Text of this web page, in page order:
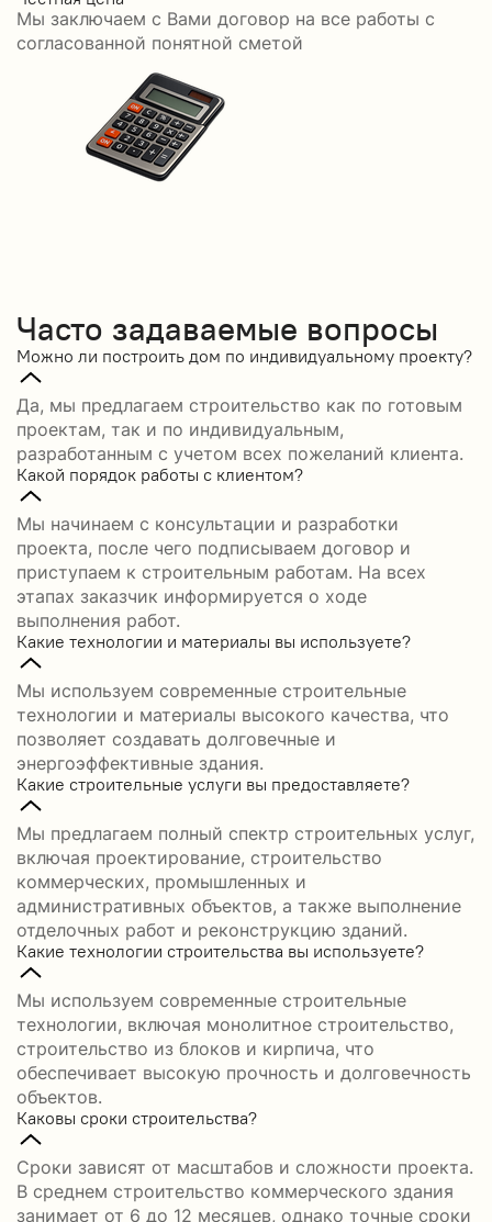
Мы заключаем с Вами договор на все работы с
согласованной понятной сметой
Часто задаваемые вопросы
Можно ли построить дом по индивидуальному проекту?
Да, мы предлагаем строительство как по готовым
проектам, так и по индивидуальным,
разработанным с учетом всех пожеланий клиента.
Какой порядок работы с клиентом?
Мы начинаем с консультации и разработки
проекта, после чего подписываем договор и
приступаем к строительным работам. На всех
этапах заказчик информируется о ходе
выполнения работ.
Какие технологии и материалы вы используете?
Мы используем современные строительные
технологии и материалы высокого качества, что
позволяет создавать долговечные и
энергоэффективные здания.
Какие строительные услуги вы предоставляете?
Мы предлагаем полный спектр строительных услуг,
включая проектирование, строительство
коммерческих, промышленных и
административных объектов, а также выполнение
отделочных работ и реконструкцию зданий.
Какие технологии строительства вы используете?
Мы используем современные строительные
технологии, включая монолитное строительство,
строительство из блоков и кирпича, что
обеспечивает высокую прочность и долговечность
объектов.
Каковы сроки строительства?
Сроки зависят от масштабов и сложности проекта.
В среднем строительство коммерческого здания
занимает от 6 до 12 месяцев, однако точные сроки